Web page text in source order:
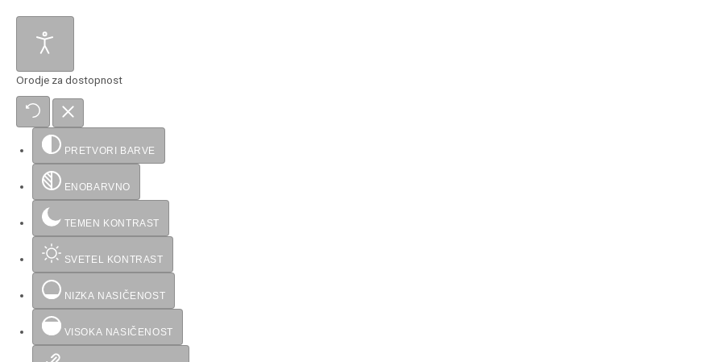
Orodje za dostopnost
PRETVORI BARVE
ENOBARVNO
TEMEN KONTRAST
SVETEL KONTRAST
NIZKA NASIČENOST
VISOKA NASIČENOST